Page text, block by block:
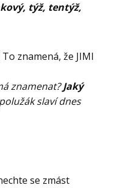
týž, tentýž,
znamená, že JIMI
znamenat?Jaký
slaví dnes
se zmást